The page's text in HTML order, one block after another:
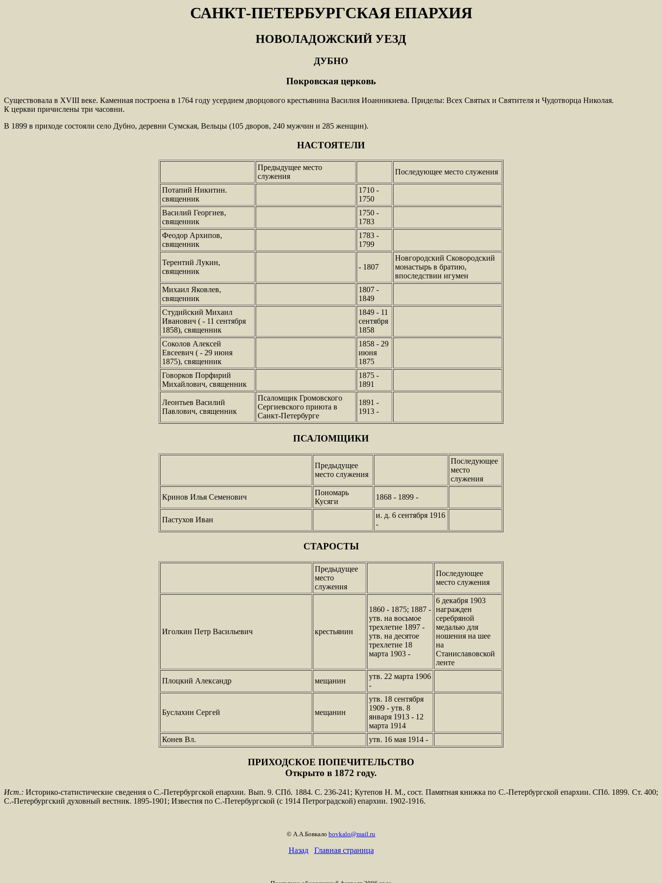
САНКТ-ПЕТЕРБУРГСКАЯ ЕПАРХИЯ
НОВОЛАДОЖСКИЙ УЕЗД
ДУБНО
Покровская церковь
Существовала в XVIII веке. Каменная построена в 1764 году усердием дворцового крестьянина Василия Иоанникиева. Приделы: Всех Святых и Святителя и Чудотворца Николая.
К церкви причислены три часовни.
В 1899 в приходе состояли село Дубно, деревни Сумская, Вельцы (105 дворов, 240 мужчин и 285 женщин).
НАСТОЯТЕЛИ
Предыдущее место
служения
Последующее место служения
Потапий Никитин.
священник
1710 -
1750
Василий Георгиев,
священник
1750 -
1783
Феодор Архипов,
священник
1783 -
1799
Терентий Лукин,
священник
- 1807
Новгородский Сковородский
монастырь в братию,
впоследствии игумен
Михаил Яковлев,
священник
1807 -
1849
Студийский Михаил
Иванович ( - 11 сентября
1858), священник
1849 - 11
сентября
1858
Соколов Алексей
Евсеевич ( - 29 июня
1875), священник
1858 - 29
июня
1875
Говорков Порфирий
Михайлович, священник
1875 -
1891
Леонтьев Василий
Павлович, священник
Псаломщик Громовского
Сергиевского приюта в
Санкт-Петербурге
1891 -
1913 -
ПСАЛОМЩИКИ
Предыдущее
место служения
Последующее
место
служения
Кринов Илья Семенович
Пономарь
Кусяги
1868 - 1899 -
Пастухов Иван
и. д. 6 сентября 1916
-
СТАРОСТЫ
Предыдущее
место
служения
Последующее
место служения
Иголкин Петр Васильевич крестьянин
1860 - 1875; 1887 -
утв. на восьмое
трехлетие 1897 -
утв. на десятое
трехлетие 18
марта 1903 -
6 декабря 1903
награжден
серебряной
медалью для
ношения на шее
на
Станиславовской
ленте
Плоцкий Александр мещанин
утв. 22 марта 1906
-
Буслахин Сергей мещанин
утв. 18 сентября
1909 - утв. 8
января 1913 - 12
марта 1914
Конев Вл.
утв. 16 мая 1914 -
ПРИХОДСКОЕ ПОПЕЧИТЕЛЬСТВО
Открыто в 1872 году.
Ист.: Историко-статистические сведения о С.-Петербургской епархии. Вып. 9. СПб. 1884. С. 236-241; Кутепов Н. М., сост. Памятная книжка по С.-Петербургской епархии. СПб. 1899. Ст. 400;
С.-Петербургский духовный вестник. 1895-1901; Известия по С.-Петербургской (с 1914 Петроградской) епархии. 1902-1916.
© А.А.Бовкало bovkalo@mail.ru
Назад Главная страница